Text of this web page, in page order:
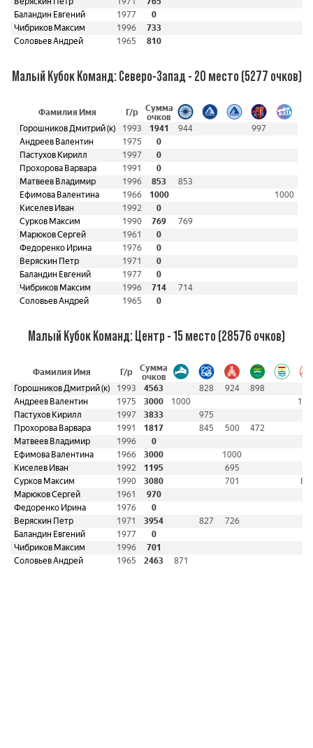
Баландин Евгений
1977
0
Чибриков Максим
1996
733
Соловьев Андрей
1965 810
Малый Кубок Команд: Северо-Запад - 20 место (5277 очков)
Фамилия Имя Г/р
Сумма
очков
Горошников Дмитрий (к)
1993 1941 944
997
Андреев Валентин
1975
0
Пастухов Кирилл
1997
0
Прохорова Варвара
1991
0
Матвеев Владимир
1996 853
853
Ефимова Валентина
1966 1000
1000
Киселев Иван
1992
0
Сурков Максим
1990 769
769
Марюков Сергей
1961
0
Федоренко Ирина
1976
0
Веряскин Петр
1971
0
Баландин Евгений
1977
0
Чибриков Максим
1996 714
714
Соловьев Андрей
1965 0
Малый Кубок Команд: Центр - 15 место (28576 очков)
Фамилия Имя Г/р
Сумма
очков
Горошников Дмитрий (к)
1993 4563 828 924
898
Андреев Валентин
1975 3000 1000
Пастухов Кирилл
1997 3833
975
Прохорова Варвара
1991 1817 845 500
472
Матвеев Владимир
1996
0
Ефимова Валентина
1966 3000
1000
Киселев Иван
1992 1195
695
Сурков Максим
1990 3080 701
Марюков Сергей
1961
970
Федоренко Ирина
1976
0
Веряскин Петр
1971 3954 827
726
Баландин Евгений
1977
0
Чибриков Максим
1996
701
Соловьев Андрей
1965 2463 871